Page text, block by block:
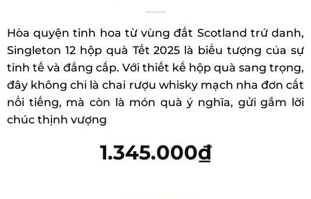
Hòa quyện tinh hoa từ vùng đất Scotland trứ
danh, Singleton 12 hộp quà Tết 2025 là biểu tượng
của sự tinh tế và đẳng cấp. Với thiết kế hộp quà
sang trọng, đây không chỉ là chai rượu whisky
mạch nha đơn cất nổi tiếng, mà còn là món quà ý
nghĩa, gửi gắm lời chúc thịnh vượng
1.345.000₫